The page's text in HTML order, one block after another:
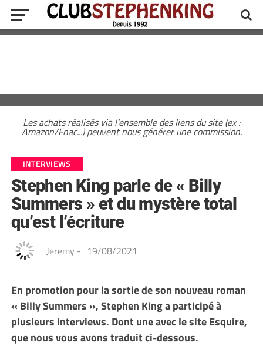
Les achats réalisés via l'ensemble des liens du site (ex :
Amazon/Fnac...) peuvent nous générer une commission.
INTERVIEWS
Stephen King parle de « Billy
Summers » et du mystère total
qu’est l’écriture
Jeremy - 19/08/2021
En promotion pour la sortie de son nouveau roman
« Billy Summers », Stephen King a participé à
plusieurs interviews. Dont une avec le site Esquire,
que nous vous avons traduit ci-dessous.